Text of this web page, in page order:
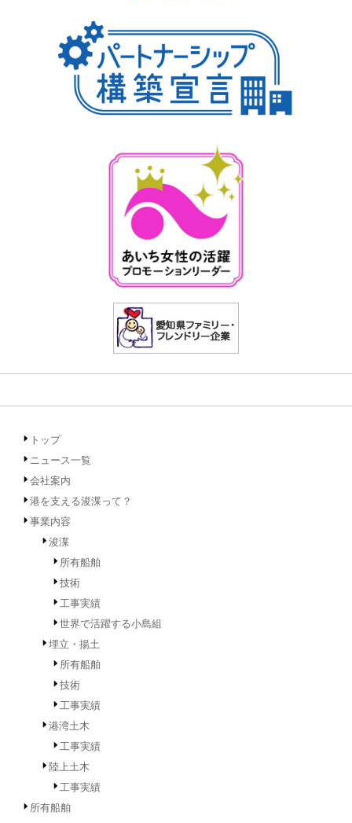
トップ
ニュース一覧
会社案内
港を支える浚渫って？
事業内容
浚渫
所有船舶
技術
工事実績
世界で活躍する小島組
埋立・揚土
所有船舶
技術
工事実績
港湾土木
工事実績
陸上土木
工事実績
所有船舶